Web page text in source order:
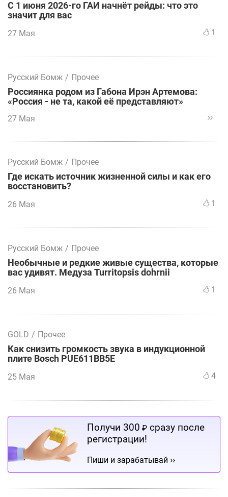
С 1 июня 2026-го ГАИ начнёт рейды: что это
значит для вас
27 Мая 1
Русский Бомж / Прочее
Россиянка родом из Габона Ирэн Артемова:
«Россия - не та, какой её представляют»
27 Мая
Русский Бомж / Прочее
Где искать источник жизненной силы и как его
восстановить?
26 Мая 1
Русский Бомж / Прочее
Необычные и редкие живые существа, которые
вас удивят. Медуза Turritopsis dohrnii
26 Мая 1
GOLD / Прочее
Как снизить громкость звука в индукционной
плите Bosch PUE611BB5E
25 Мая 4
Получи 300 ₽ сразу после
регистрации!
Пиши и зарабатывай ››